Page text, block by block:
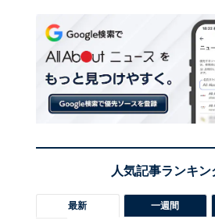
最新 一週間